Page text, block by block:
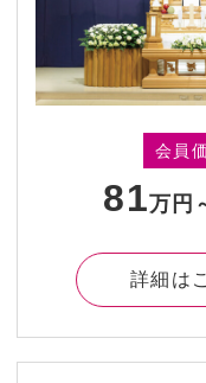
会員
81万円
詳細は